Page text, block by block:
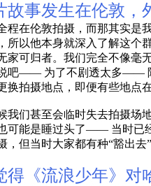
故事发生在伦敦，
程在伦敦拍摄，而那其实是
所以他本身就深入了解这个
家可归者。我们完全不像毫
吧—— 为了不剧透太多—— 除
换拍摄地点，即便有些地点
我们甚至会临时失去拍摄场
可能是睡过头了—— 当时已
，但当时大家都有种“豁出
得《流浪少年》对